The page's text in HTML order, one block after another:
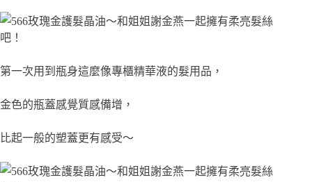
第一次用到瓶身這麼像專櫃精華液的髮用品，
金色的瓶蓋感覺質感備增，
比起一般的塑蓋更有感受～